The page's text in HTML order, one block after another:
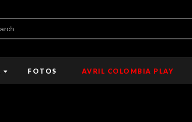
FOTOS AVRIL COLOMBIA PLAY